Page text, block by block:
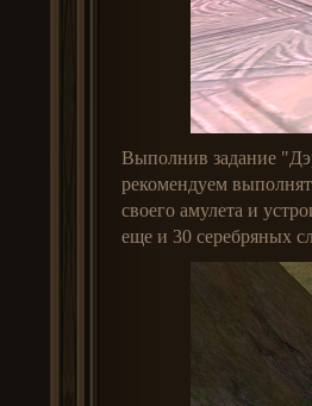
Выполнив задание
рекомендуем
своего амулета и
еще и 30 серебряных